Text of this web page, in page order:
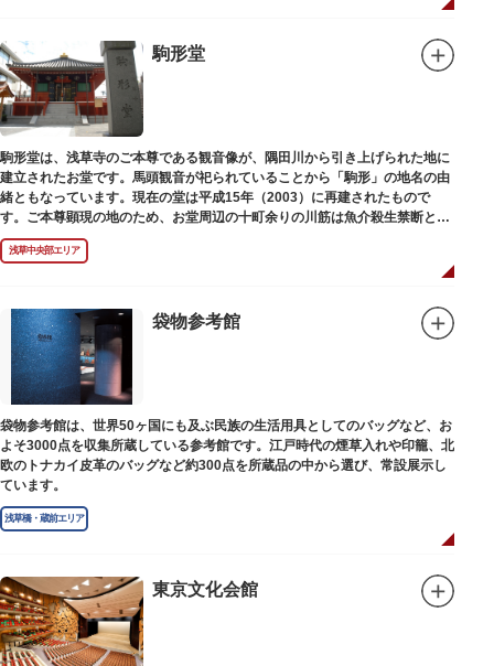
駒形堂
駒形堂は、浅草寺のご本尊である観音像が、隅田川から引き上げられた地に
建立されたお堂です。馬頭観音が祀られていることから「駒形」の地名の由
緒ともなっています。現在の堂は平成15年（2003）に再建されたもので
す。ご本尊顕現の地のため、お堂周辺の十町余りの川筋は魚介殺生禁断とな
り、戒殺碑が建立されました。
浅草中央部エリア
袋物参考館
袋物参考館は、世界50ヶ国にも及ぶ民族の生活用具としてのバッグなど、お
よそ3000点を収集所蔵している参考館です。江戸時代の煙草入れや印籠、北
欧のトナカイ皮革のバッグなど約300点を所蔵品の中から選び、常設展示し
ています。
浅草橋・蔵前エリア
東京文化会館